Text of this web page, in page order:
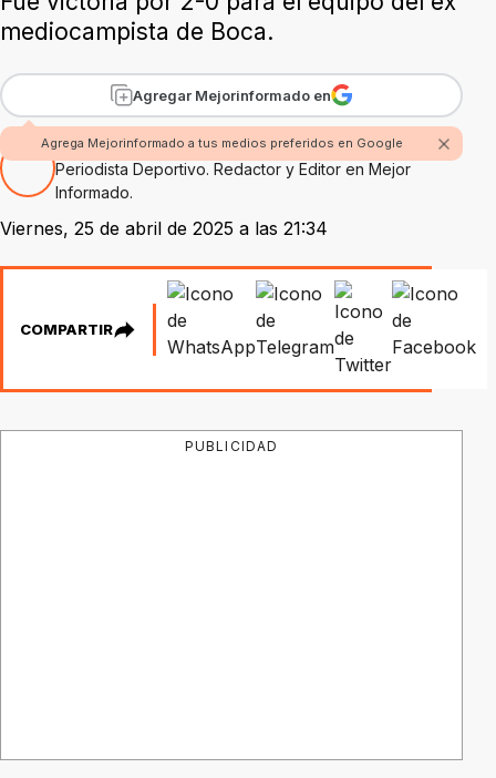
mediocampista de Boca.
Agregar Mejorinformado en
Agrega Mejorinformado a tus medios preferidos en Google
Por Nicolás Alvarez
Periodista Deportivo. Redactor y Editor en Mejor
Informado.
Viernes, 25 de abril de 2025 a las 21:34
COMPARTIR
PUBLICIDAD